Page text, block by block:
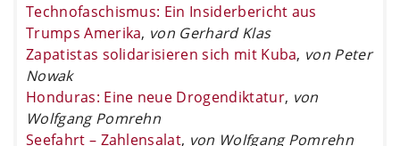
Technofaschismus: Ein Insiderbericht aus
Trumps Amerika, von Gerhard Klas
Zapatistas solidarisieren sich mit Kuba, von Peter
Nowak
Honduras: Eine neue Drogendiktatur, von
Wolfgang Pomrehn
Seefahrt – Zahlensalat, von Wolfgang Pomrehn